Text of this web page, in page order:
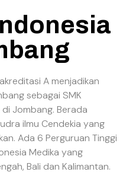
A menjadikan
sebagai SMK
Jombang. Berada
ilmu Cendekia yang
Ada 6 Perguruan Tinggi
Medika yang
Bali dan Kalimantan.